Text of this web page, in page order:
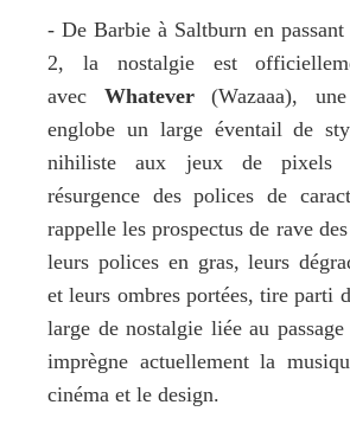
- De Barbie à Saltburn en
2, la nostalgie est
avec Whatever (Wazaaa),
englobe un large éventail de
nihiliste aux jeux de pixels
résurgence des polices de
rappelle les prospectus de rave
leurs polices en gras, leurs
et leurs ombres portées, tire parti
large de nostalgie liée au
imprègne actuellement la
cinéma et le design.